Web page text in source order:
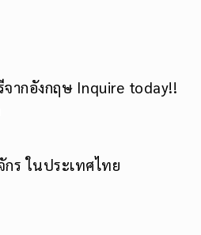
ากอังกฤษ Inquire today!!
ร ในประเทศไทย